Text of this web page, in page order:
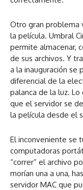
Otro gran problema
la película. Umbral
permite almacenar,
de sus archivos. Y
a la inauguración se
diferencial de la
palanca de la luz.
que el servidor se
la película desde el
El inconveniente se
computadoras
“correr” el archivo
morían una a una,
servidor MAC que